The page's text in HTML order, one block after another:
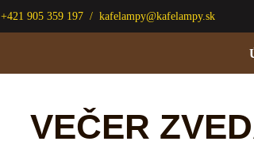
+421 905 359 197 / kafelampy@kafelampy.sk
VEČER